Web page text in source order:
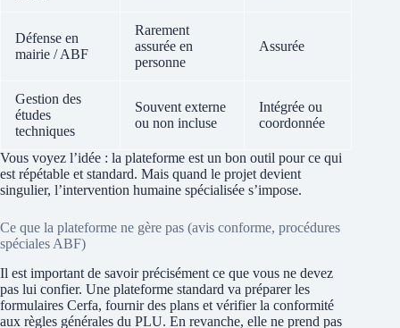
Défense en
mairie / ABF
Rarement
assurée en
personne
Assurée
Gestion des
études
techniques
Souvent externe
ou non incluse
Intégrée ou
coordonnée
Vous voyez l’idée : la plateforme est un bon outil pour ce qui
est répétable et standard. Mais quand le projet devient
singulier, l’intervention humaine spécialisée s’impose.
Ce que la plateforme ne gère pas (avis conforme, procédures
spéciales ABF)
Il est important de savoir précisément ce que vous ne devez
pas lui confier. Une plateforme standard va préparer les
formulaires Cerfa, fournir des plans et vérifier la conformité
aux règles générales du PLU. En revanche, elle ne prend pas